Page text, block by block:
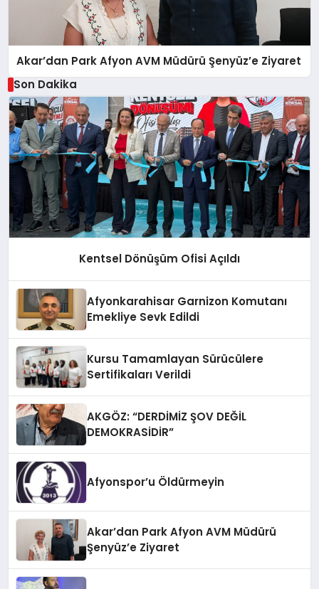
Akar’dan Park Afyon AVM Müdürü Şenyüz’e Ziyaret
Son Dakika
Kentsel Dönüşüm Ofisi Açıldı
Afyonkarahisar Garnizon Komutanı
Emekliye Sevk Edildi
Kursu Tamamlayan Sürücülere
Sertifikaları Verildi
AKGÖZ: “DERDİMİZ ŞOV DEĞİL
DEMOKRASİDİR”
Afyonspor’u Öldürmeyin
Akar’dan Park Afyon AVM Müdürü
Şenyüz’e Ziyaret